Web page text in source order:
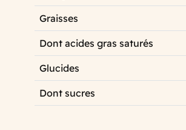
Graisses
Dont acides gras saturés
Glucides
Dont sucres